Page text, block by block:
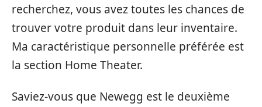
recherchez, vous avez toutes les chances de
trouver votre produit dans leur inventaire.
Ma caractéristique personnelle préférée est
la section Home Theater.
Saviez-vous que Newegg est le deuxième